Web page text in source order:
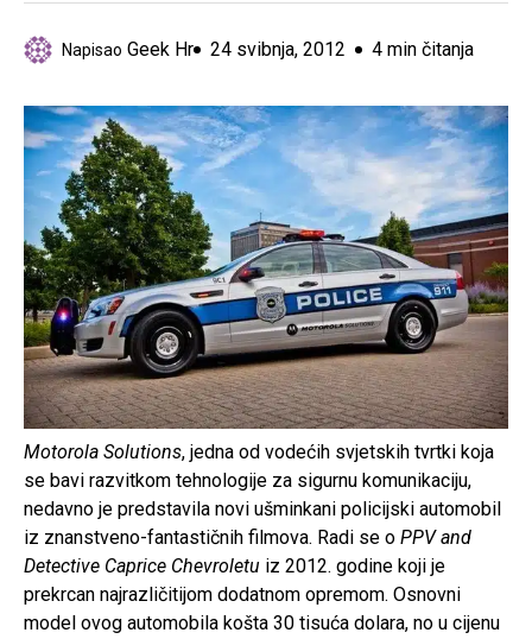
Napisao Geek Hr 24 svibnja, 2012 4 min čitanja
Motorola Solutions, jedna od vodećih svjetskih tvrtki koja
se bavi razvitkom tehnologije za sigurnu komunikaciju,
nedavno je predstavila novi ušminkani policijski automobil
iz znanstveno-fantastičnih filmova. Radi se o PPV and
Detective Caprice Chevroletu iz 2012. godine koji je
prekrcan najrazličitijom dodatnom opremom. Osnovni
model ovog automobila košta 30 tisuća dolara, no u cijenu